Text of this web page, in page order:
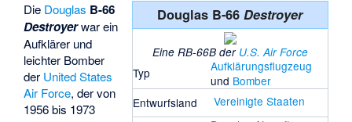
Douglas B-66Destroyer
Eine RB-66B der U.S. Air Force
Typ
Aufklärungsflugzeug
und Bomber
Entwurfsland
Vereinigte Staaten
Die Douglas B-66
Destroyerwar ein
Aufklärer und
leichter Bomber
der United States
Air Force, der von
1956 bis 1973